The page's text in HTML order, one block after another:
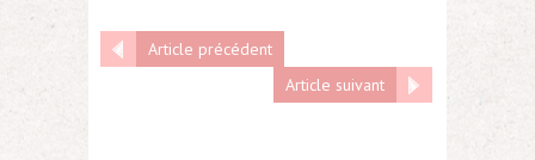
Article précédent
Article suivant